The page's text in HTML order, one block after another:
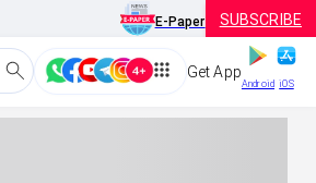
E-Paper SUBSCRIBE
Get App
Android iOS